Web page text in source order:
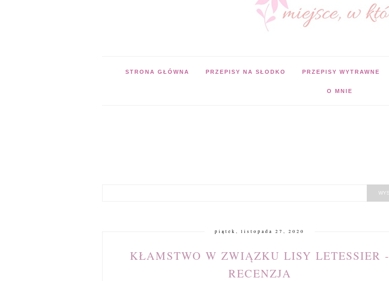
STRONA GŁÓWNA PRZEPISY NA SŁODKO PRZEPISY WYTRAWNE
O MNIE
piątek, listopada 27, 2020
KŁAMSTWO W ZWIĄZKU LISY LETESSIER -
RECENZJA